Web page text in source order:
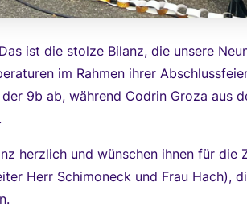
ist die stolze Bilanz, die unsere
im Rahmen ihrer
9b ab, während Codrin Groza aus
herzlich und wünschen ihnen für
Herr Schimoneck und Frau Hach),